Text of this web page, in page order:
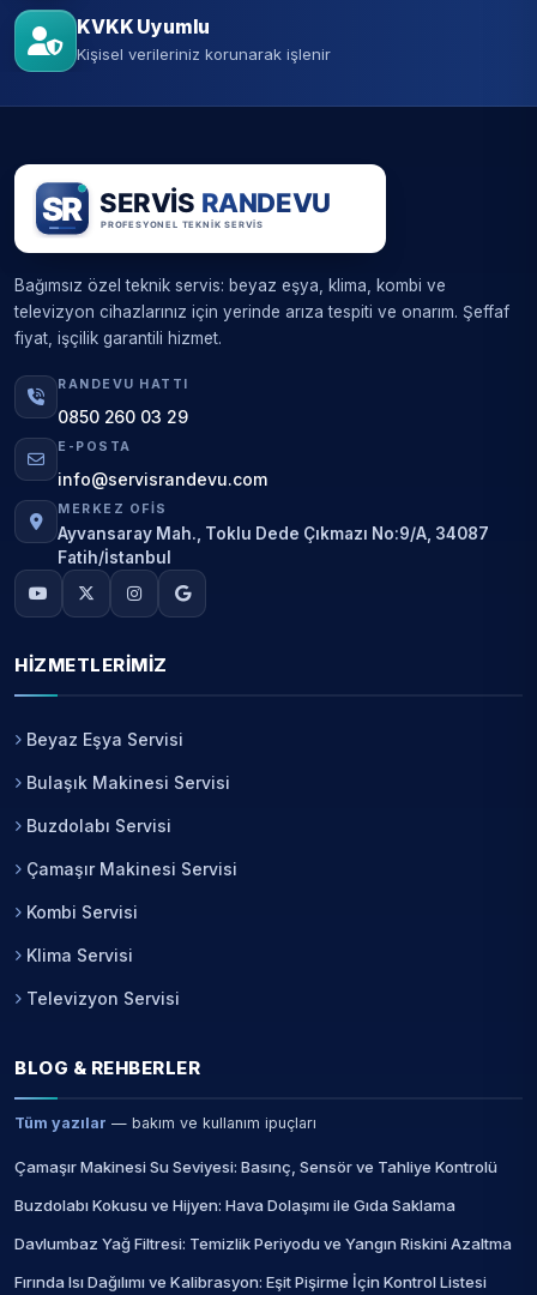
KVKK Uyumlu
Kişisel verileriniz korunarak işlenir
Bağımsız özel teknik servis: beyaz eşya, klima, kombi ve
televizyon cihazlarınız için yerinde arıza tespiti ve onarım. Şeffaf
fiyat, işçilik garantili hizmet.
RANDEVU HATTI
0850 260 03 29
E-POSTA
info@servisrandevu.com
MERKEZ OFIS
Ayvansaray Mah., Toklu Dede Çıkmazı No:9/A, 34087
Fatih/İstanbul
HIZMETLERIMIZ
Beyaz Eşya Servisi
Bulaşık Makinesi Servisi
Buzdolabı Servisi
Çamaşır Makinesi Servisi
Kombi Servisi
Klima Servisi
Televizyon Servisi
BLOG & REHBERLER
Tüm yazılar — bakım ve kullanım ipuçları
Çamaşır Makinesi Su Seviyesi: Basınç, Sensör ve Tahliye Kontrolü
Buzdolabı Kokusu ve Hijyen: Hava Dolaşımı ile Gıda Saklama
Davlumbaz Yağ Filtresi: Temizlik Periyodu ve Yangın Riskini Azaltma
Fırında Isı Dağılımı ve Kalibrasyon: Eşit Pişirme İçin Kontrol Listesi